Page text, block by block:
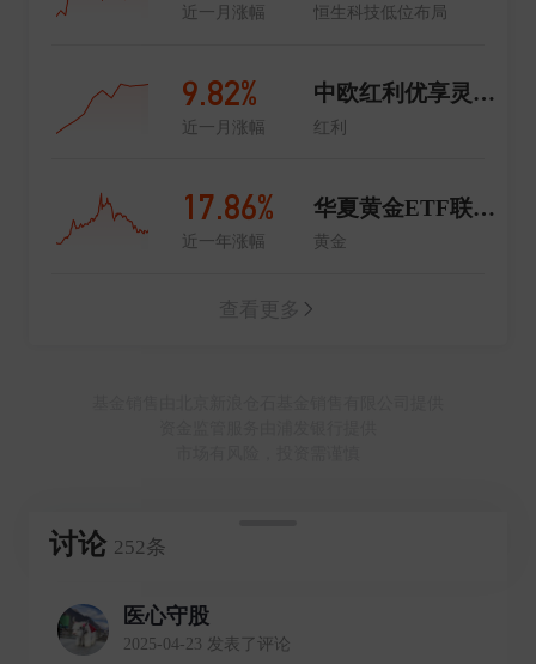
近一月涨幅 恒生科技低位布局
9.82%
近一月涨幅
中欧红利优享灵活配置混合C
红利
17.86%
近一年涨幅
华夏黄金ETF联接C
黄金
讨论 252条
医心守股
2025-04-23 发表了评论